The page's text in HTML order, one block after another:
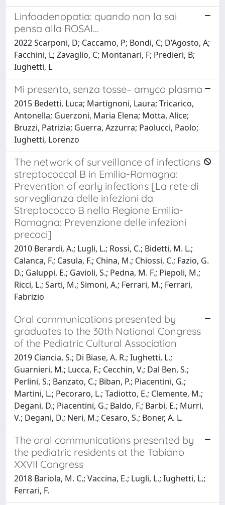
Linfoadenopatia: quando non la sai
pensa alla ROSAI...
2022 Scarponi, D; Caccamo, P; Bondi, C; D’Agosto, A;
Facchini, L; Zavaglio, C; Montanari, F; Predieri, B;
Iughetti, L
Mi presento, senza tosse– amyco plasma
2015 Bedetti, Luca; Martignoni, Laura; Tricarico,
Antonella; Guerzoni, Maria Elena; Motta, Alice;
Bruzzi, Patrizia; Guerra, Azzurra; Paolucci, Paolo;
Iughetti, Lorenzo
The network of surveillance of infections
streptococcal B in Emilia-Romagna:
Prevention of early infections [La rete di
sorveglianza delle infezioni da
Streptococco B nella Regione Emilia-
Romagna: Prevenzione delle infezioni
precoci]
2010 Berardi, A.; Lugli, L.; Rossi, C.; Bidetti, M. L.;
Calanca, F.; Casula, F.; China, M.; Chiossi, C.; Fazio, G.
D.; Galuppi, E.; Gavioli, S.; Pedna, M. F.; Piepoli, M.;
Ricci, L.; Sarti, M.; Simoni, A.; Ferrari, M.; Ferrari,
Fabrizio
Oral communications presented by
graduates to the 30th National Congress
of the Pediatric Cultural Association
2019 Ciancia, S.; Di Biase, A. R.; Iughetti, L.;
Guarnieri, M.; Lucca, F.; Cecchin, V.; Dal Ben, S.;
Perlini, S.; Banzato, C.; Biban, P.; Piacentini, G.;
Martini, L.; Pecoraro, L.; Tadiotto, E.; Clemente, M.;
Degani, D.; Piacentini, G.; Baldo, F.; Barbi, E.; Murri,
V.; Degani, D.; Neri, M.; Cesaro, S.; Boner, A. L.
The oral communications presented by
the pediatric residents at the Tabiano
XXVII Congress
2018 Bariola, M. C.; Vaccina, E.; Lugli, L.; Iughetti, L.;
Ferrari, F.